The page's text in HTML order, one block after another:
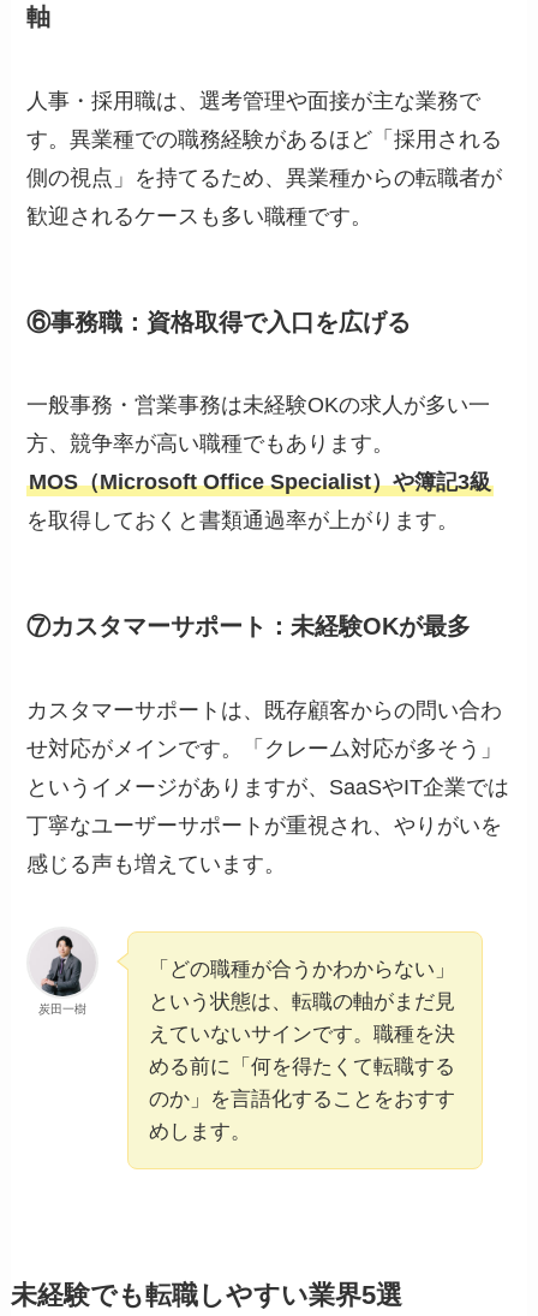
軸
人事・採用職は、選考管理や面接が主な業務で
す。異業種での職務経験があるほど「採用される
側の視点」を持てるため、異業種からの転職者が
歓迎されるケースも多い職種です。
⑥事務職：資格取得で入口を広げる
一般事務・営業事務は未経験OKの求人が多い一
方、競争率が高い職種でもあります。
MOS（Microsoft Office Specialist）や簿記3級
を取得しておくと書類通過率が上がります。
⑦カスタマーサポート：未経験OKが最多
カスタマーサポートは、既存顧客からの問い合わ
せ対応がメインです。「クレーム対応が多そう」
というイメージがありますが、SaaSやIT企業では
丁寧なユーザーサポートが重視され、やりがいを
感じる声も増えています。
炭田一樹
「どの職種が合うかわからない」
という状態は、転職の軸がまだ見
えていないサインです。職種を決
める前に「何を得たくて転職する
のか」を言語化することをおすす
めします。
未経験でも転職しやすい業界5選